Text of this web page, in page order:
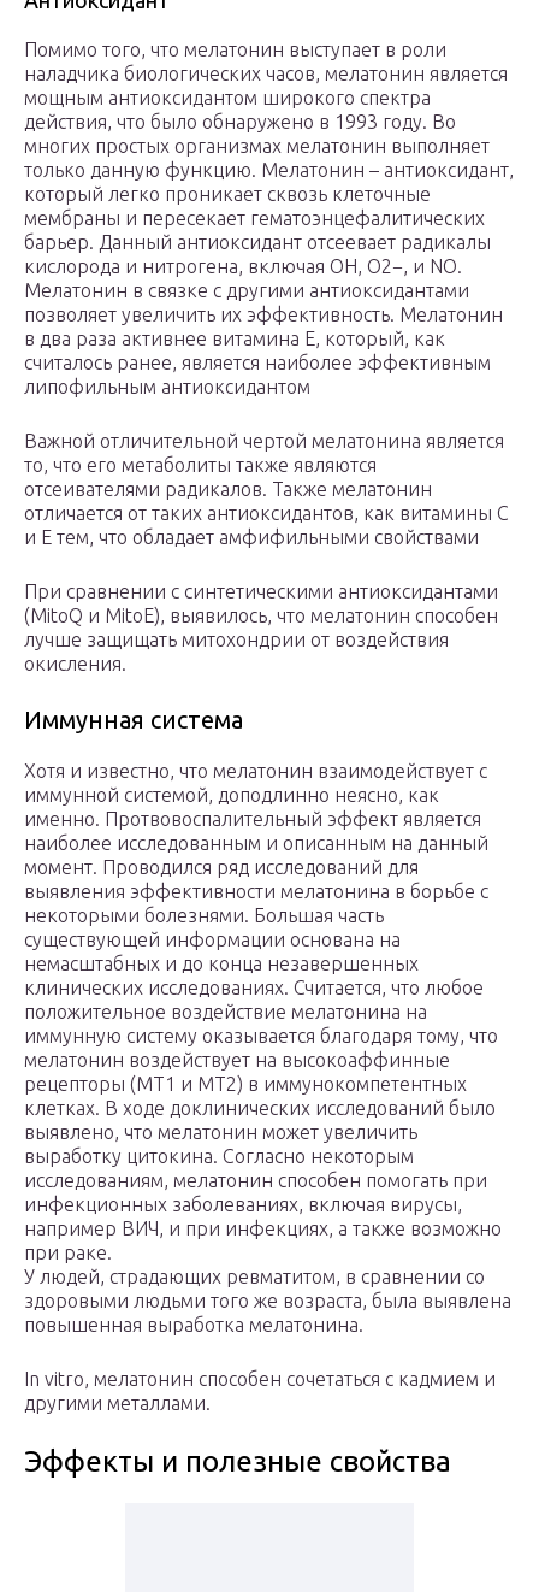
Помимо того, что мелатонин выступает в роли
наладчика биологических часов, мелатонин является
мощным антиоксидантом широкого спектра
действия, что было обнаружено в 1993 году. Во
многих простых организмах мелатонин выполняет
только данную функцию. Мелатонин – антиоксидант,
который легко проникает сквозь клеточные
мембраны и пересекает гематоэнцефалитических
барьер. Данный антиоксидант отсеевает радикалы
кислорода и нитрогена, включая OH, O2−, и NO.
Мелатонин в связке с другими антиоксидантами
позволяет увеличить их эффективность. Мелатонин
в два раза активнее витамина Е, который, как
считалось ранее, является наиболее эффективным
липофильным антиоксидантом
Важной отличительной чертой мелатонина является
то, что его метаболиты также являются
отсеивателями радикалов. Также мелатонин
отличается от таких антиоксидантов, как витамины С
и Е тем, что обладает амфифильными свойствами
При сравнении с синтетическими антиоксидантами
(MitoQ и MitoE), выявилось, что мелатонин способен
лучше защищать митохондрии от воздействия
окисления.
Иммунная система
Хотя и известно, что мелатонин взаимодействует с
иммунной системой, доподлинно неясно, как
именно. Протвовоспалительный эффект является
наиболее исследованным и описанным на данный
момент. Проводился ряд исследований для
выявления эффективности мелатонина в борьбе с
некоторыми болезнями. Большая часть
существующей информации основана на
немасштабных и до конца незавершенных
клинических исследованиях. Считается, что любое
положительное воздействие мелатонина на
иммунную систему оказывается благодаря тому, что
мелатонин воздействует на высокоаффинные
рецепторы (MT1 и МТ2) в иммунокомпетентных
клетках. В ходе доклинических исследований было
выявлено, что мелатонин может увеличить
выработку цитокина. Согласно некоторым
исследованиям, мелатонин способен помогать при
инфекционных заболеваниях, включая вирусы,
например ВИЧ, и при инфекциях, а также возможно
при раке.
У людей, страдающих ревматитом, в сравнении со
здоровыми людьми того же возраста, была выявлена
повышенная выработка мелатонина.
In vitro, мелатонин способен сочетаться с кадмием и
другими металлами.
Эффекты и полезные свойства